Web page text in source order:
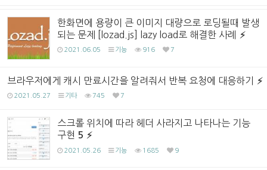
한화면에 용량이 큰 이미지 대량으로 로딩될때 발생
되는 문제 [lozad.js] lazy load로 해결한 사례
2021.06.05 기능 916 7
브라우저에게 캐시 만료시간을 알려줘서 반복 요청에 대응하기
2021.05.27 기타 745 7
스크롤 위치에 따라 헤더 사라지고 나타나는 기능
구현 5
2021.05.26 기능 1685 9